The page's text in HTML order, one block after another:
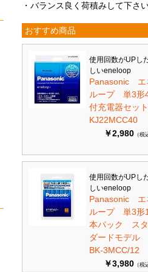
・バランス良く荷積みして下さ
おすすめ商品
使用回数がUPし
しいeneloop
Panasonic エ
ループ 単3形
付充電器セッ
KJ22MCC40
￥2,980 （税
使用回数がUPし
しいeneloop
Panasonic エ
ループ 単3形
本パック ス
ダードモデル
BK-3MCC/12
￥3,980 （税